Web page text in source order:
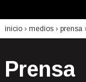
inicio › medios › prensa
Prensa